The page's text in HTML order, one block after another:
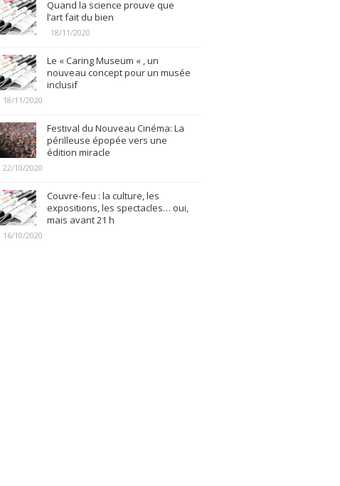
Quand la science prouve que
l’art fait du bien
18/11/2020
Le « Caring Museum « , un
nouveau concept pour un musée
inclusif
18/11/2020
Festival du Nouveau Cinéma: La
périlleuse épopée vers une
édition miracle
22/10/2020
Couvre-feu : la culture, les
expositions, les spectacles… oui,
mais avant 21 h
16/10/2020